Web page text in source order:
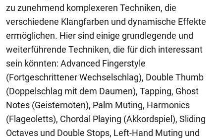
zu zunehmend komplexeren Techniken, die
verschiedene Klangfarben und dynamische Effekte
ermöglichen. Hier sind einige grundlegende und
weiterführende Techniken, die für dich interessant
sein könnten: Advanced Fingerstyle
(Fortgeschrittener Wechselschlag), Double Thumb
(Doppelschlag mit dem Daumen), Tapping, Ghost
Notes (Geisternoten), Palm Muting, Harmonics
(Flageoletts), Chordal Playing (Akkordspiel), Sliding
Octaves und Double Stops, Left-Hand Muting und